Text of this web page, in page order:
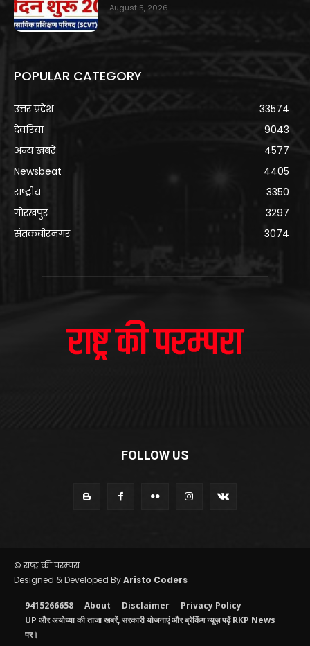
August 5, 2026
POPULAR CATEGORY
उत्तर प्रदेश
33574
देवरिया
9043
अन्य खबरे
4577
Newsbeat
4405
राष्ट्रीय
3350
गोरखपुर
3297
संतकबीरनगर
3074
FOLLOW US
© राष्ट्र की परम्परा
Designed & Developed ByAristo Coders
9415266658 About Disclaimer
Privacy Policy
UP और अयोध्या की ताजा खबरें, सरकारी योजनाएं और ब्रेकिंग न्यूज़ पढ़ें RKP News
पर।